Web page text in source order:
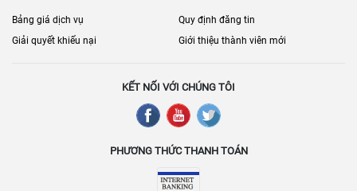
Bảng giá dịch vụ
Quy định đăng tin
Giải quyết khiếu nại
Giới thiệu thành viên mới
KẾT NỐI VỚI CHÚNG TÔI
PHƯƠNG THỨC THANH TOÁN